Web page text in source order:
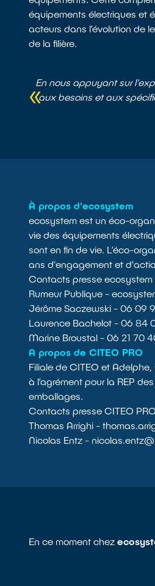
équipements électriques et
acteurs dans l’évolution de
de la filière.
En nous appuyant sur
aux besoins et aux
À propos d'ecosystem
ecosystem est un éco-
vie des équipements
sont en fin de vie. L’éco-
ans d'engagement et
Contacts presse ecosystem
Rumeur Publique -
Jérôme Saczewski - 06 09
Laurence Bachelot - 06 84
Marine Broustal - 06 21 70
A propos de CITEO PRO
Filiale de CITEO et
à l’agrément pour la REP
emballages.
Contacts presse CITEO PRO
Thomas Arrighi -
Nicolas Entz -
En ce moment chez